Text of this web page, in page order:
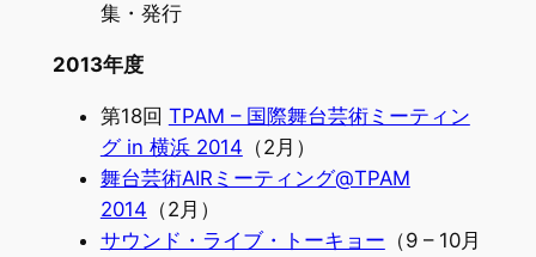
集・発行
2013年度
第18回 TPAM – 国際舞台芸術ミーティン
グ in 横浜 2014 （2月）
舞台芸術AIRミーティング@TPAM
2014 （2月）
サウンド・ライブ・トーキョー （9 – 10月